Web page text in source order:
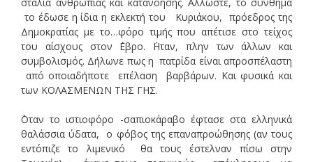
το έδωσε η ίδια η εκλεκτή του Κυριάκου, πρόεδρος της
Δημοκρατίας με το…φόρο τιμής που απέτισε στο τείχος
του αίσχους στον ΄Εβρο. ΄Ηταν, πλην των άλλων και
συμβολισμός. Δήλωνε πως η πατρίδα είναι απροσπέλαστη
από οποιαδήποτε επέλαση βαρβάρων. Και φυσικά και
των ΚΟΛΑΣΜΕΝΩΝ ΤΗΣ ΓΗΣ.
΄΄Οταν το ιστιοφόρο -σαπιοκάραβο έφτασε στα ελληνικά
θαλάσσια ύδατα, ο φόβος της επαναπροώθησης (αν τους
εντόπιζε το λιμενικό θα τους έστελναν πίσω στην